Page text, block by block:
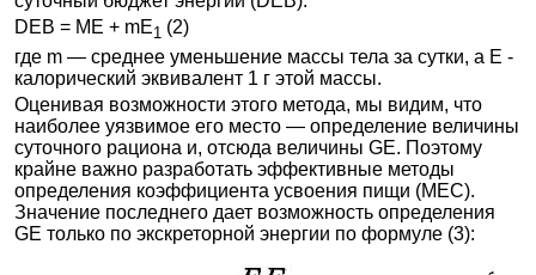
DEB = ME + mE1 (2)
где m — среднее уменьшение массы тела за сутки, а Е -
калорический эквивалент 1 г этой массы.
Оценивая возможности этого метода, мы видим, что
наиболее уязвимое его место — определение величины
суточного рациона и, отсюда величины GE. Поэтому
крайне важно разработать эффективные методы
определения коэффициента усвоения пищи (МЕС).
Значение последнего дает возможность определения
GE только по экскреторной энергии по формуле (3):